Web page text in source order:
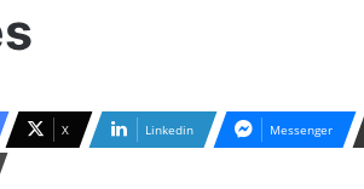
X Linkedin Messenger